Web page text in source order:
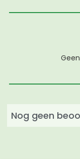
Nog geen